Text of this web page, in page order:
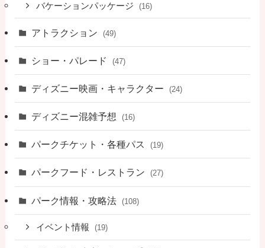
バケーションパッケージ (16)
アトラクション (49)
ショー・パレード (47)
ディズニー映画・キャラクター (24)
ディズニー混雑予想 (16)
パークチケット・各種パス (19)
パークフード・レストラン (27)
パーク情報・攻略法 (108)
イベント情報 (19)